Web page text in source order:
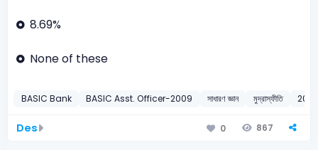
8.69%
None of these
BASIC Bank BASIC Asst. Officer-2009 সাধারণ জ্ঞান মুদ্রাস্ফীতি
Des 0 867